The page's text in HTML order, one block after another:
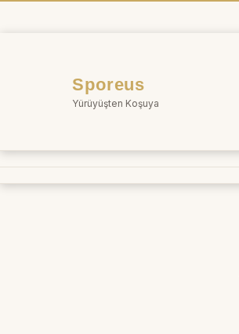
Sporeus
Yürüyüşten Koşuya